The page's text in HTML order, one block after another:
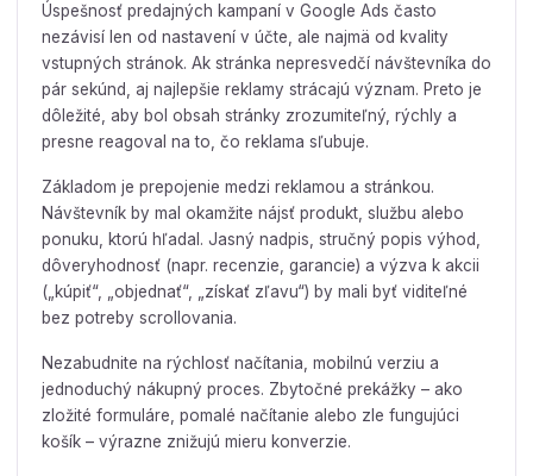
Úspešnosť predajných kampaní v Google Ads často
nezávisí len od nastavení v účte, ale najmä od kvality
vstupných stránok. Ak stránka nepresvedčí návštevníka do
pár sekúnd, aj najlepšie reklamy strácajú význam. Preto je
dôležité, aby bol obsah stránky zrozumiteľný, rýchly a
presne reagoval na to, čo reklama sľubuje.
Základom je prepojenie medzi reklamou a stránkou.
Návštevník by mal okamžite nájsť produkt, službu alebo
ponuku, ktorú hľadal. Jasný nadpis, stručný popis výhod,
dôveryhodnosť (napr. recenzie, garancie) a výzva k akcii
(„kúpiť“, „objednať“, „získať zľavu“) by mali byť viditeľné
bez potreby scrollovania.
Nezabudnite na rýchlosť načítania, mobilnú verziu a
jednoduchý nákupný proces. Zbytočné prekážky – ako
zložité formuláre, pomalé načítanie alebo zle fungujúci
košík – výrazne znižujú mieru konverzie.